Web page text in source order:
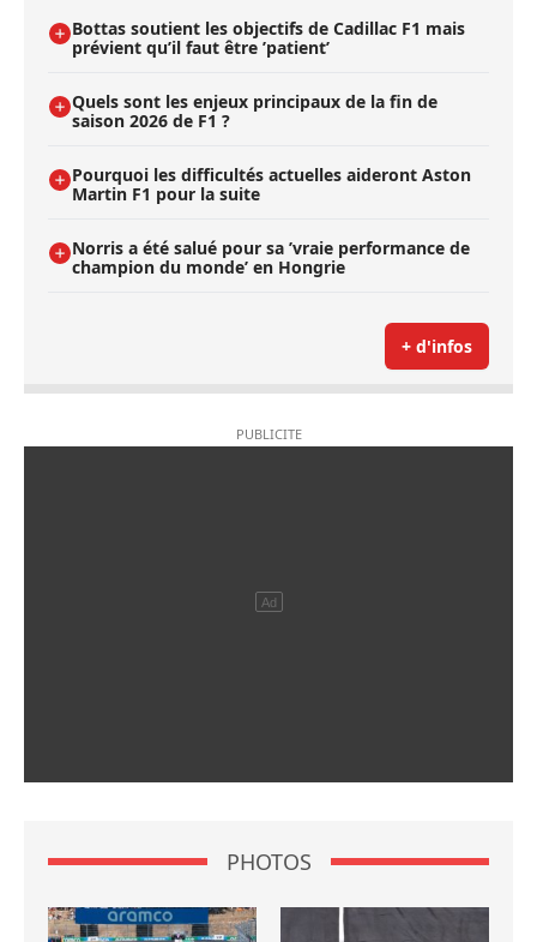
Bottas soutient les objectifs de Cadillac F1 mais
prévient qu’il faut être ’patient’
Quels sont les enjeux principaux de la fin de
saison 2026 de F1 ?
Pourquoi les difficultés actuelles aideront Aston
Martin F1 pour la suite
Norris a été salué pour sa ’vraie performance de
champion du monde’ en Hongrie
+ d'infos
PHOTOS